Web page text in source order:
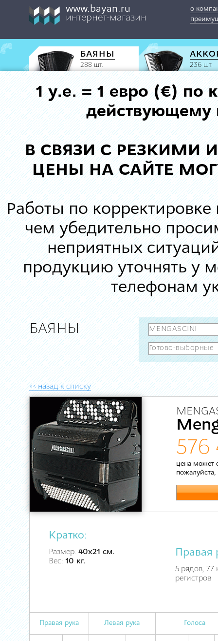
www.bayan.ru
интернет-магазин
о
БАЯНЫ
288 шт. 236 шт.
1 у.е. = 1 евро (€) по
действующему
В СВЯЗИ С РЕЗКИМИ
ЦЕНЫ НА САЙТЕ
Работы по корректировке
чем убедительно
неприятных
продукцию уточнять у
телефонам
БАЯНЫ
<< назад к списку
576
цена может
пожалуйста,
Кратко:
Размер: 40х21 см.
Вес: 10 кг.
Правая
5 рядов, 77
регистров
Правая рука Левая рука Голоса